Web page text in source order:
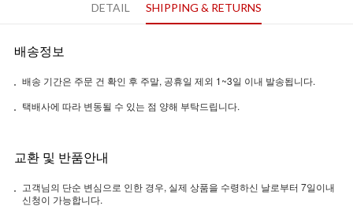
DETAIL SHIPPING & RETURNS
배송정보
배송 기간은 주문 건 확인 후 주말, 공휴일 제외 1~3일 이내 발송됩니다.
택배사에 따라 변동될 수 있는 점 양해 부탁드립니다.
교환 및 반품안내
고객님의 단순 변심으로 인한 경우, 실제 상품을 수령하신 날로부터 7일이내
신청이 가능합니다.